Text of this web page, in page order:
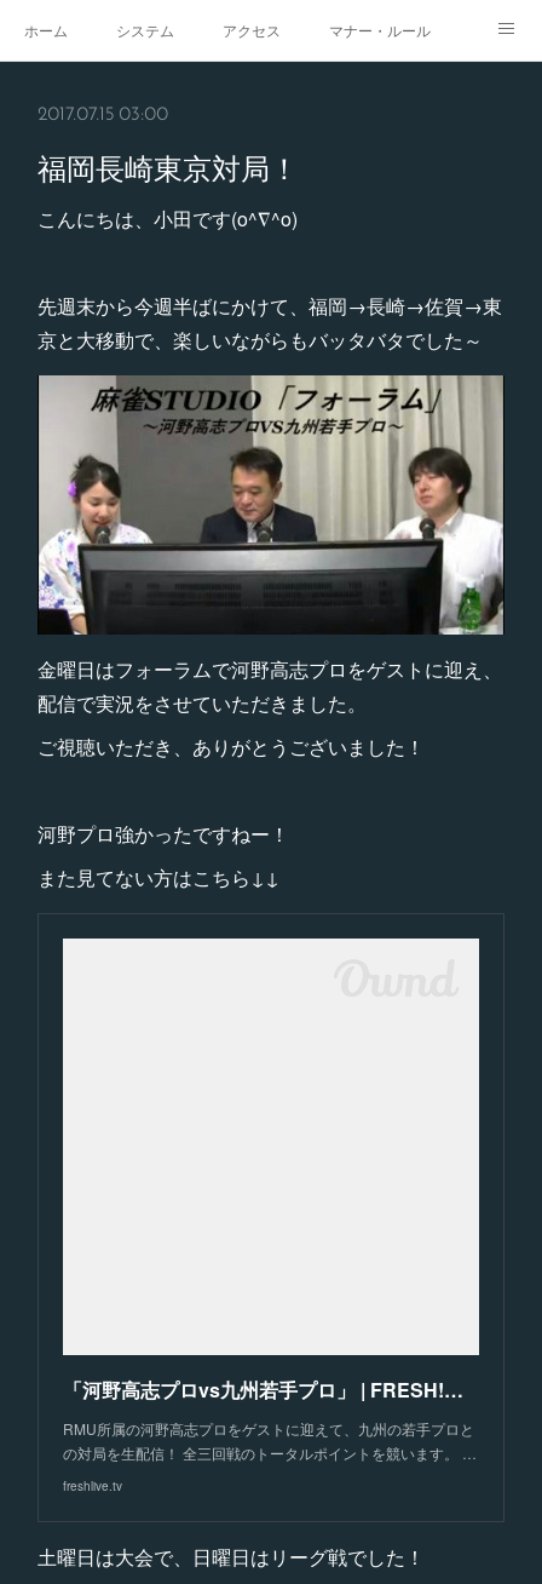
ホーム システム アクセス マナー・ルール
2017.07.15 03:00
福岡長崎東京対局！
こんにちは、小田です(o^∇^o)
先週末から今週半ばにかけて、福岡→長崎→佐賀→東
京と大移動で、楽しいながらもバッタバタでした～
金曜日はフォーラムで河野高志プロをゲストに迎え、
配信で実況をさせていただきました。
ご視聴いただき、ありがとうございました！
河野プロ強かったですねー！
また見てない方はこちら↓↓
「河野高志プロvs九州若手プロ」 | FRESH!（フレッシュ） - 生放送がログイン不要・高画質で見放題
RMU所属の河野高志プロをゲストに迎えて、九州の若手プロと
の対局を生配信！ 全三回戦のトータルポイントを競います。 …
freshlive.tv
土曜日は大会で、日曜日はリーグ戦でした！